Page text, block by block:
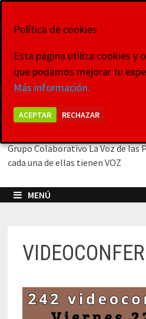
La Voz de las
Plataformas
Grupo Colaborativo La Voz de las
cada una de ellas tienen VOZ
MENÚ
Política de cookies
Esta página utiliza cookies y
que podamos mejorar tu
Más información.
ACEPTAR RECHAZAR